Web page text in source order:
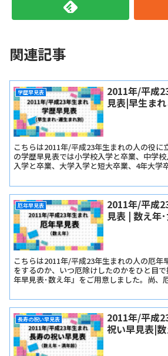
関連記事
学歴早見表
2011年/平成
見表|早生ま
こちらは2011年/平成23年生まれの人の役に
の学歴早見表では小学校入学と卒業、中学
入学と卒業、大学入学と短大卒業、4年大学
厄年早見表
2011年/平成
見表 | 数え年
こちらは2011年/平成23年生まれの人の厄年
をするのか、いつ厄除けしたのかをひと目
年早見表･数え年』をご用意しました。尚、
長寿の祝い早見表
2011年/平成
祝い早見表|